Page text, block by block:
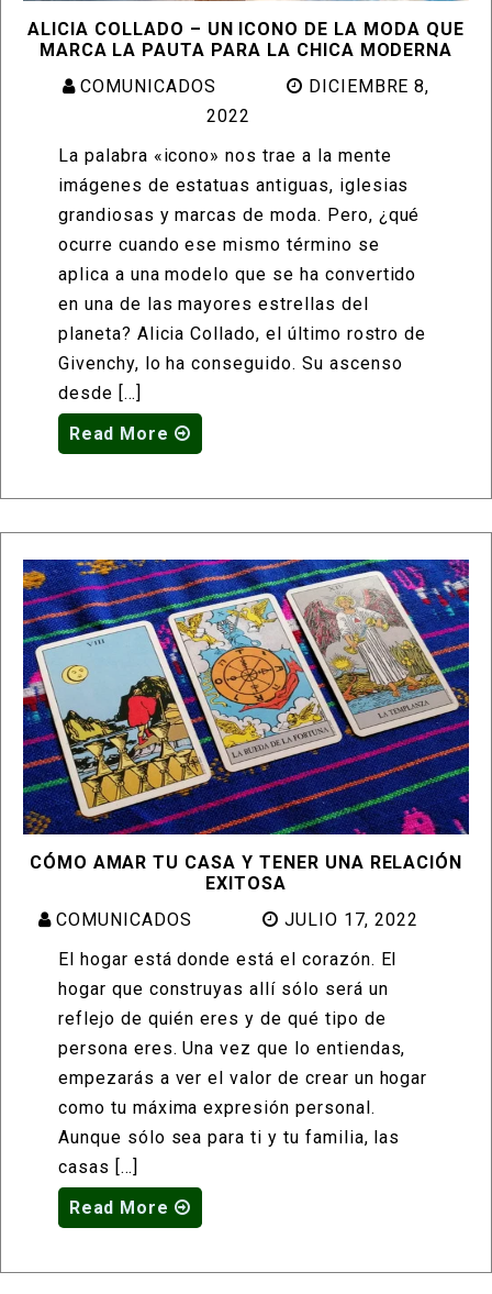
ALICIA COLLADO – UN ICONO DE LA MODA QUE
MARCA LA PAUTA PARA LA CHICA MODERNA
COMUNICADOS
DICIEMBRE 8,
2022
La palabra «icono» nos trae a la mente
imágenes de estatuas antiguas, iglesias
grandiosas y marcas de moda. Pero, ¿qué
ocurre cuando ese mismo término se
aplica a una modelo que se ha convertido
en una de las mayores estrellas del
planeta? Alicia Collado, el último rostro de
Givenchy, lo ha conseguido. Su ascenso
desde […]
Read More
CÓMO AMAR TU CASA Y TENER UNA RELACIÓN
EXITOSA
COMUNICADOS
JULIO 17, 2022
El hogar está donde está el corazón. El
hogar que construyas allí sólo será un
reflejo de quién eres y de qué tipo de
persona eres. Una vez que lo entiendas,
empezarás a ver el valor de crear un hogar
como tu máxima expresión personal.
Aunque sólo sea para ti y tu familia, las
casas […]
Read More